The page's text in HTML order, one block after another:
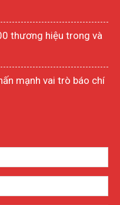
thương hiệu trong và
mạnh vai trò báo chí